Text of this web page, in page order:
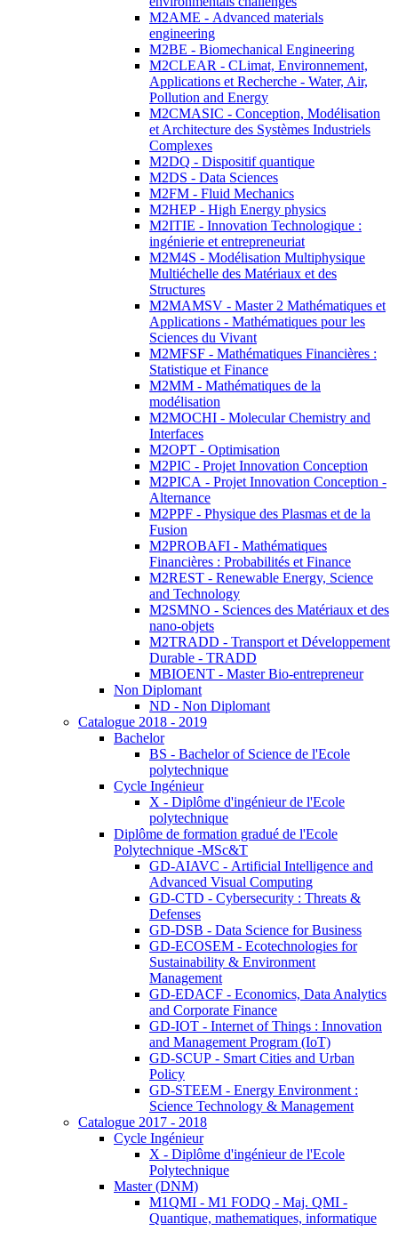
M2AME - Advanced materials
engineering
M2BE - Biomechanical Engineering
M2CLEAR - CLimat, Environnement,
Applications et Recherche - Water, Air,
Pollution and Energy
M2CMASIC - Conception, Modélisation
et Architecture des Systèmes Industriels
Complexes
M2DQ - Dispositif quantique
M2DS - Data Sciences
M2FM - Fluid Mechanics
M2HEP - High Energy physics
M2ITIE - Innovation Technologique :
ingénierie et entrepreneuriat
M2M4S - Modélisation Multiphysique
Multiéchelle des Matériaux et des
Structures
M2MAMSV - Master 2 Mathématiques et
Applications - Mathématiques pour les
Sciences du Vivant
M2MFSF - Mathématiques Financières :
Statistique et Finance
M2MM - Mathématiques de la
modélisation
M2MOCHI - Molecular Chemistry and
Interfaces
M2OPT - Optimisation
M2PIC - Projet Innovation Conception
M2PICA - Projet Innovation Conception -
Alternance
M2PPF - Physique des Plasmas et de la
Fusion
M2PROBAFI - Mathématiques
Financières : Probabilités et Finance
M2REST - Renewable Energy, Science
and Technology
M2SMNO - Sciences des Matériaux et des
nano-objets
M2TRADD - Transport et Développement
Durable - TRADD
MBIOENT - Master Bio-entrepreneur
Non Diplomant
ND - Non Diplomant
Catalogue 2018 - 2019
Bachelor
BS - Bachelor of Science de l'Ecole
polytechnique
Cycle Ingénieur
X - Diplôme d'ingénieur de l'Ecole
polytechnique
Diplôme de formation gradué de l'Ecole
Polytechnique -MSc&T
GD-AIAVC - Artificial Intelligence and
Advanced Visual Computing
GD-CTD - Cybersecurity : Threats &
Defenses
GD-DSB - Data Science for Business
GD-ECOSEM - Ecotechnologies for
Sustainability & Environment
Management
GD-EDACF - Economics, Data Analytics
and Corporate Finance
GD-IOT - Internet of Things : Innovation
and Management Program (IoT)
GD-SCUP - Smart Cities and Urban
Policy
GD-STEEM - Energy Environment :
Science Technology & Management
Catalogue 2017 - 2018
Cycle Ingénieur
X - Diplôme d'ingénieur de l'Ecole
Polytechnique
Master (DNM)
M1QMI - M1 FODQ - Maj. QMI -
Quantique, mathematiques, informatique